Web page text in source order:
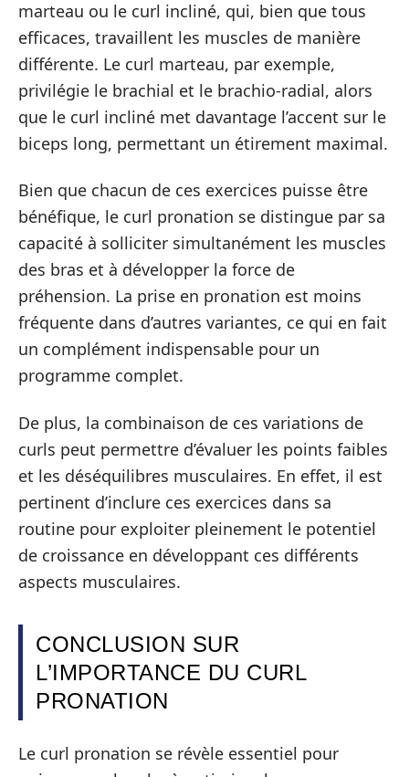
marteau ou le curl incliné, qui, bien que tous
efficaces, travaillent les muscles de manière
différente. Le curl marteau, par exemple,
privilégie le brachial et le brachio-radial, alors
que le curl incliné met davantage l’accent sur le
biceps long, permettant un étirement maximal.
Bien que chacun de ces exercices puisse être
bénéfique, le curl pronation se distingue par sa
capacité à solliciter simultanément les muscles
des bras et à développer la force de
préhension. La prise en pronation est moins
fréquente dans d’autres variantes, ce qui en fait
un complément indispensable pour un
programme complet.
De plus, la combinaison de ces variations de
curls peut permettre d’évaluer les points faibles
et les déséquilibres musculaires. En effet, il est
pertinent d’inclure ces exercices dans sa
routine pour exploiter pleinement le potentiel
de croissance en développant ces différents
aspects musculaires.
CONCLUSION SUR
L’IMPORTANCE DU CURL
PRONATION
Le curl pronation se révèle essentiel pour